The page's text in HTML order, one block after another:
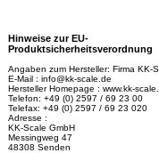
Hinweise zur EU-
Produktsicherheitsverordnung
Angaben zum Hersteller: Firma KK-
E-Mail : info@kk-scale.de
Hersteller Homepage : www.kk-
Telefon: +49 (0) 2597 / 69 23 00
Telefax: +49 (0) 2597 / 69 23 020
Adresse :
KK-Scale GmbH
Messingweg 47
48308 Senden